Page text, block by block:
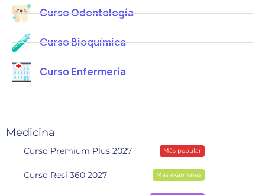
Curso Odontología
Curso Bioquímica
Curso Enfermería
Medicina
Curso Premium Plus 2027 Más popular
Curso Resi 360 2027 Más exámenes